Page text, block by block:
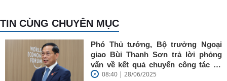
TIN CÙNG CHUYÊN MỤC
Phó Thủ tướng, Bộ trưởng Ngoại
giao Bùi Thanh Sơn trả lời phỏng
vấn về kết quả chuyến công tác tại
Trung Quốc của Thủ tướng Chính
08:40 | 28/06/2025